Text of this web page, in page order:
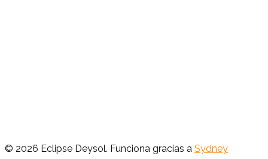
© 2026 Eclipse Deysol. Funciona gracias a Sydney